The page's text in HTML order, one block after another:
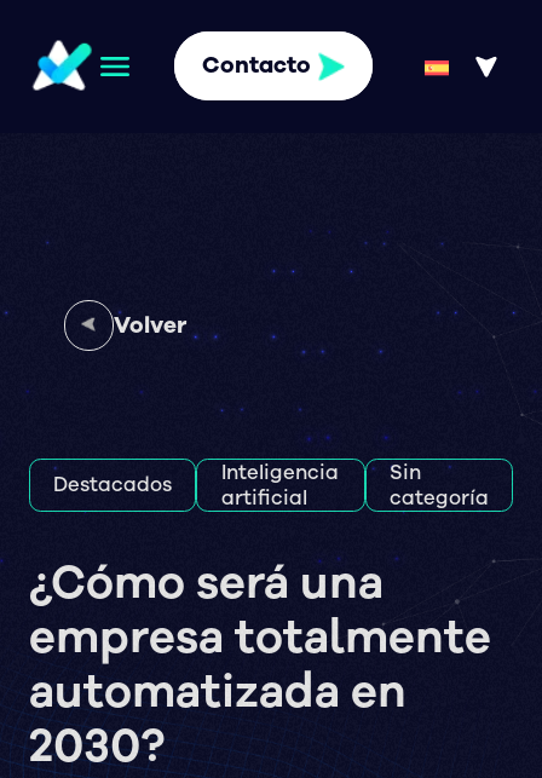
Contacto
Volver
Destacados
Inteligencia
artificial
Sin
categoría
¿Cómo será una
empresa totalmente
automatizada en
2030?